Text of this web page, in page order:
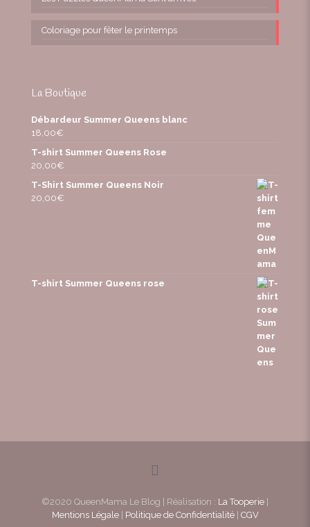
Coloriage pour fêter le printemps
La Boutique
Débardeur Summer Queens blanc
18,00€
T-shirt Summer Queens Rose
20,00€
T-Shirt Summer Queens Noir
20,00€
T-shirt Summer Queens rose
©2020 QueenMama Le Blog | Réalisation : La Tooperie
Mentions Légale| Politique de Confidentialité| CGV